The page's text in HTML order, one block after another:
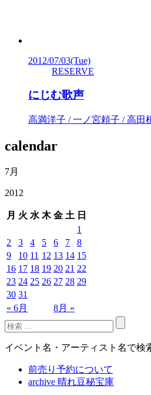
2012/07/03(Tue)
RESERVE
にじむ歌声
高満洋子 / 一ノ宮頼子 / 高田
calendar
7月
2012
月 火 水 木 金 土 日
« 6月 8月 »
1
2
3 4 5 6 7
8
9
10 11 12 13 14 15
16 17 18 19 20 21 22
23 24 25 26 27 28 29
30 31
イベント名・アーティスト名で検
前売り予約について
archive 晴れ豆秘宝庫